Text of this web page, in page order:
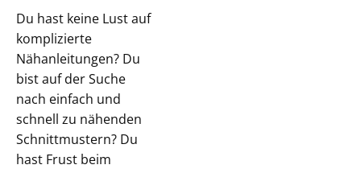
Du hast keine Lust auf
komplizierte
Nähanleitungen? Du
bist auf der Suche
nach einfach und
schnell zu nähenden
Schnittmustern? Du
hast Frust beim